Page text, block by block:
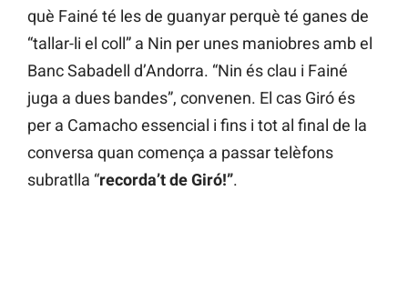
què Fainé té les de guanyar perquè té ganes de
“tallar-li el coll” a Nin per unes maniobres amb el
Banc Sabadell d’Andorra. “Nin és clau i Fainé
juga a dues bandes”, convenen. El cas Giró és
per a Camacho essencial i fins i tot al final de la
conversa quan comença a passar telèfons
subratlla “recorda’t de Giró!”.